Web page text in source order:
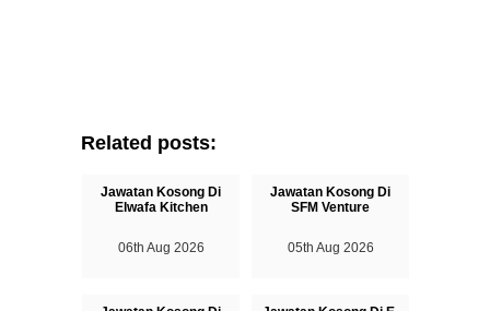
Related posts:
Jawatan Kosong Di
Elwafa Kitchen
06th Aug 2026
Jawatan Kosong Di
SFM Venture
05th Aug 2026